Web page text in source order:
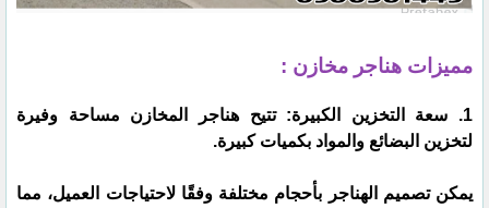
مميزات هناجر مخازن :
1. سعة التخزين الكبيرة: تتيح هناجر المخازن مساحة وفيرة
لتخزين البضائع والمواد بكميات كبيرة.
يمكن تصميم الهناجر بأحجام مختلفة وفقًا لاحتياجات العميل، مما